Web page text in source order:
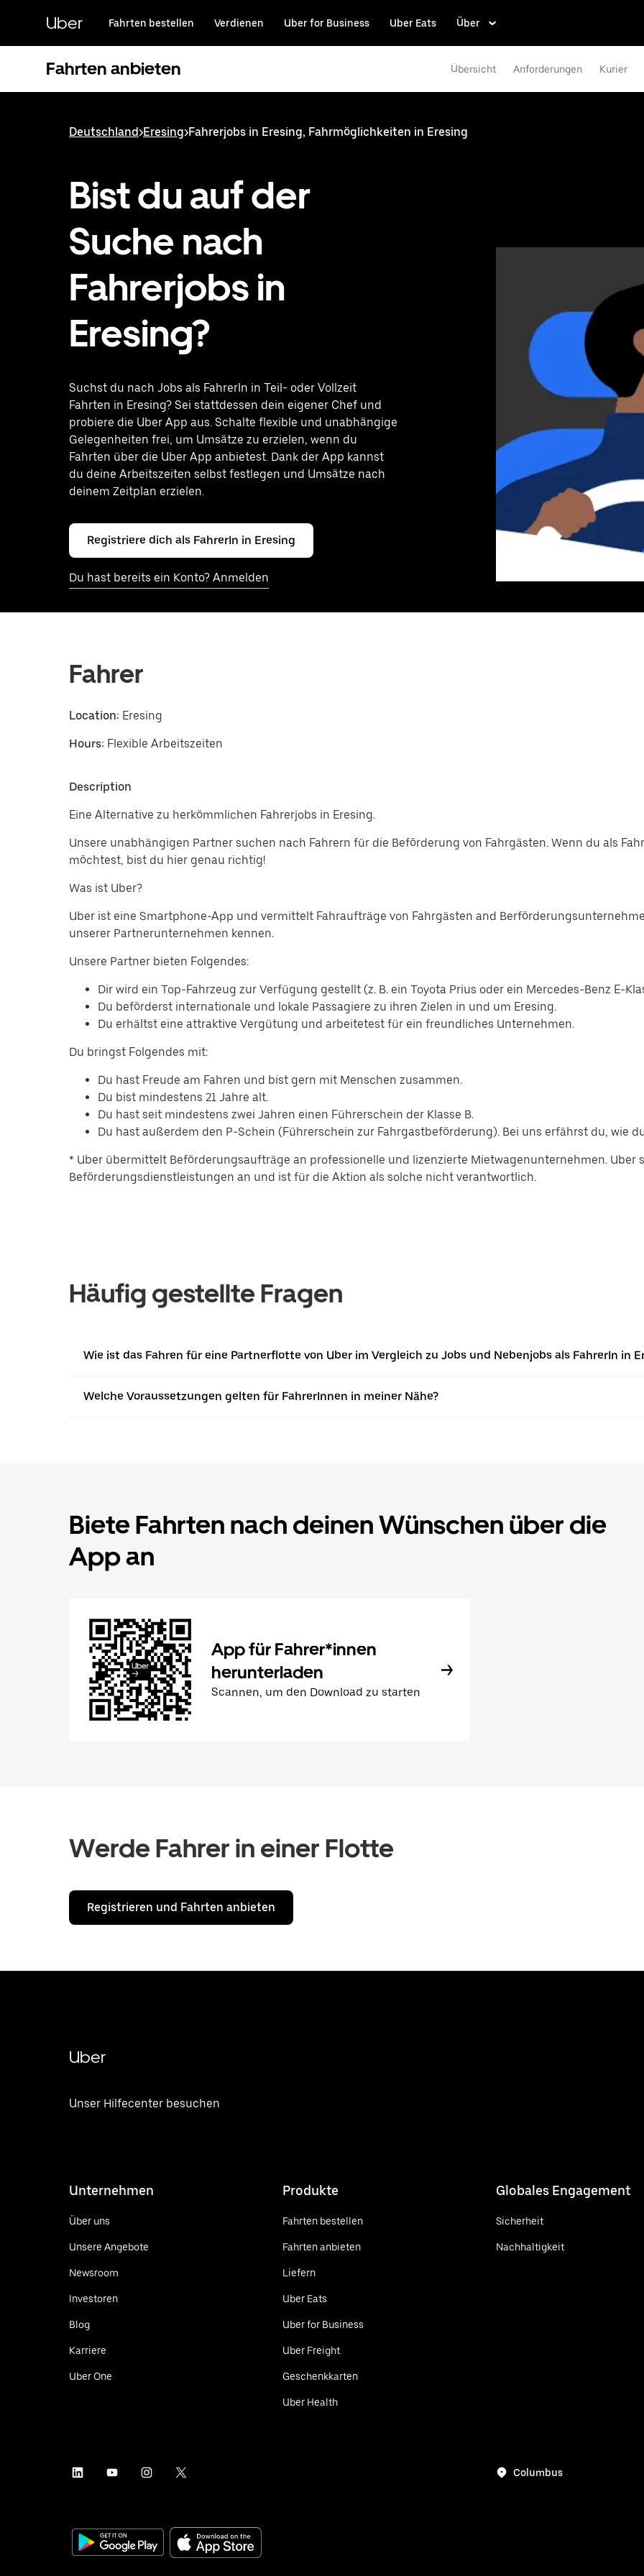
HauptinhaltUber Fahrten bestellen Verdienen Uber for Business Uber Eats Über
Fahrten anbieten Übersicht Anforderungen Kurier
Deutschland>Eresing>Fahrerjobs in Eresing, Fahrmöglichkeiten in Eresing
Bist du auf der
Suche nach
Fahrerjobs in
Eresing?
Suchst du nach Jobs als FahrerIn in Teil- oder Vollzeit
Fahrten in Eresing? Sei stattdessen dein eigener Chef und
probiere die Uber App aus. Schalte flexible und unabhängige
Gelegenheiten frei, um Umsätze zu erzielen, wenn du
Fahrten über die Uber App anbietest. Dank der App kannst
du deine Arbeitszeiten selbst festlegen und Umsätze nach
deinem Zeitplan erzielen.
Registriere dich als FahrerIn in Eresing
Du hast bereits ein Konto? Anmelden
Fahrer
Location: Eresing
Hours: Flexible Arbeitszeiten
Description
Eine Alternative zu herkömmlichen Fahrerjobs in Eresing.
Unsere unabhängigen Partner suchen nach Fahrern für die Beförderung von Fahrgästen. Wenn du als
möchtest, bist du hier genau richtig!
Was ist Uber?
Uber ist eine Smartphone-App und vermittelt Fahraufträge von Fahrgästen and
unserer Partnerunternehmen kennen.
Unsere Partner bieten Folgendes:
Dir wird ein Top-Fahrzeug zur Verfügung gestellt (z. B. ein Toyota Prius oder ein Mercedes-Benz E-
Du beförderst internationale und lokale Passagiere zu ihren Zielen in und um Eresing.
Du erhältst eine attraktive Vergütung und arbeitetest für ein freundliches Unternehmen.
Du bringst Folgendes mit:
Du hast Freude am Fahren und bist gern mit Menschen zusammen.
Du bist mindestens 21 Jahre alt.
Du hast seit mindestens zwei Jahren einen Führerschein der Klasse B.
Du hast außerdem den P-Schein (Führerschein zur Fahrgastbeförderung). Bei uns erfährst du, wie
* Uber übermittelt Beförderungsaufträge an professionelle und lizenzierte Mietwagenunternehmen. Uber
Beförderungsdienstleistungen an und ist für die Aktion als solche nicht verantwortlich.
Häufig gestellte Fragen
Wie ist das Fahren für eine Partnerflotte von Uber im Vergleich zu Jobs und Nebenjobs als FahrerIn in
Welche Voraussetzungen gelten für FahrerInnen in meiner Nähe?
Biete Fahrten nach deinen Wünschen über die
App an
App für Fahrer*innen
herunterladen
Scannen, um den Download zu starten
Werde Fahrer in einer Flotte
Registrieren und Fahrten anbieten
Uber
Unser Hilfecenter besuchen
Unternehmen
Über uns
Unsere Angebote
Newsroom
Investoren
Blog
Karriere
Uber One
Produkte
Fahrten bestellen
Fahrten anbieten
Liefern
Uber Eats
Uber for Business
Uber Freight
Geschenkkarten
Uber Health
Globales Engagement
Sicherheit
Nachhaltigkeit
Columbus